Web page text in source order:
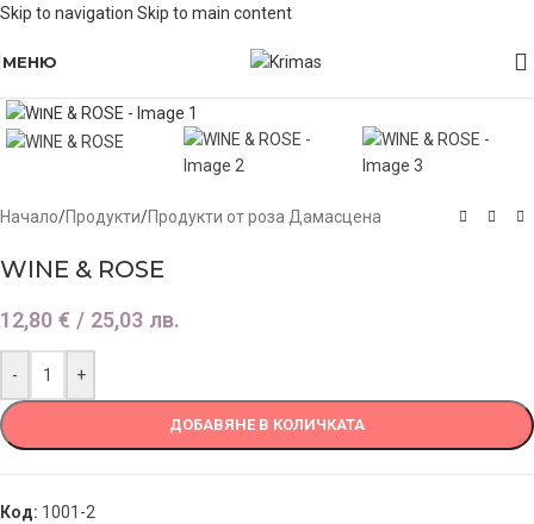
Skip to navigation Skip to main content
МЕНЮ
Начало/Продукти/Продукти от роза Дамасцена
WINE & ROSE
12,80 € / 25,03 лв.
- +
ДОБАВЯНЕ В КОЛИЧКАТА
Код: 1001-2